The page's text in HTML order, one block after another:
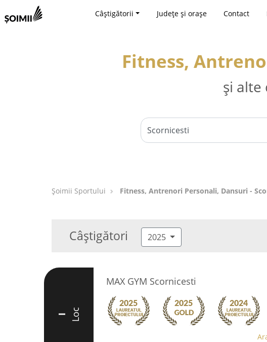
Câștigătorii Județe și orașe Contact
Fitness,
și alte
Șoimii Sportului Fitness, Antrenori Personali, Dansuri -
Câștigători 2025
I Loc
MAX GYM Scornicesti